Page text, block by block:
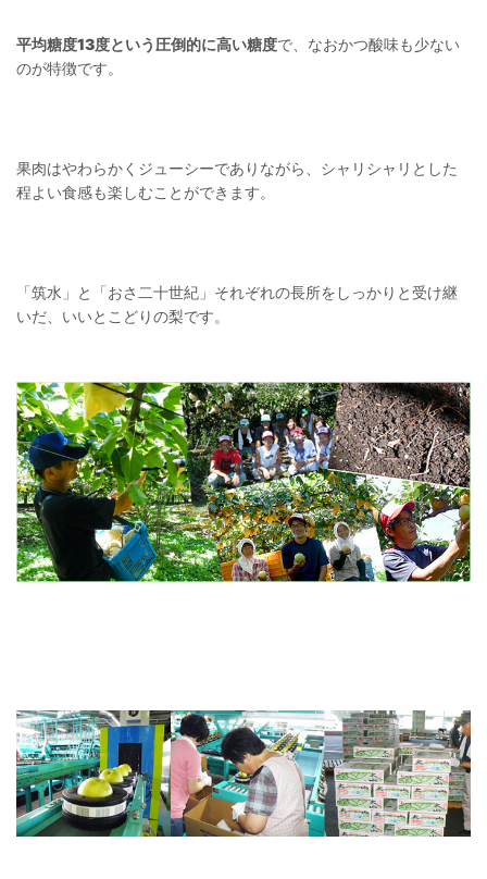
平均糖度13度という圧倒的に高い糖度で、なおかつ酸味も少ない
のが特徴です。
果肉はやわらかくジューシーでありながら、シャリシャリとした
程よい食感も楽しむことができます。
「筑水」と「おさ二十世紀」それぞれの長所をしっかりと受け継
いだ、いいとこどりの梨です。